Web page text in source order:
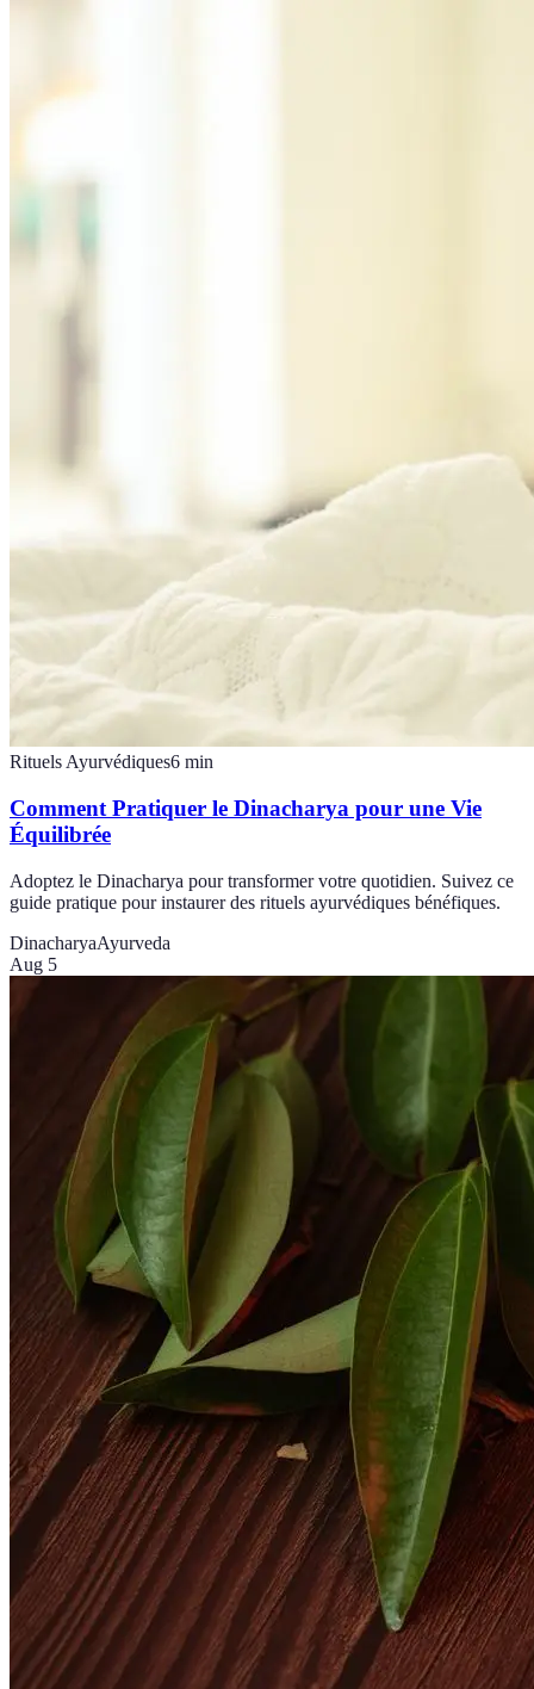
Rituels Ayurvédiques6 min
Comment Pratiquer le Dinacharya pour une Vie
Équilibrée
Adoptez le Dinacharya pour transformer votre quotidien. Suivez ce
guide pratique pour instaurer des rituels ayurvédiques bénéfiques.
DinacharyaAyurveda
Aug 5